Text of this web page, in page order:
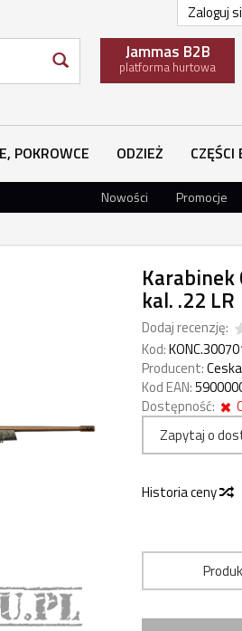
Zaloguj
Jammas B2B
platforma hurtowa
POKROWCE ODZIEŻ CZĘŚCI
Nowości Promocje
Karabinek
kal. .22 LR
Dodaj recenzję:
Kod:
Producent:
Kod EAN:
Dostępność:
Zapytaj o
Historia ceny